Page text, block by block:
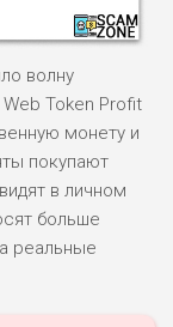
ОБЗОР
волну
Token Profit
монету и
покупают
в личном
больше
реальные